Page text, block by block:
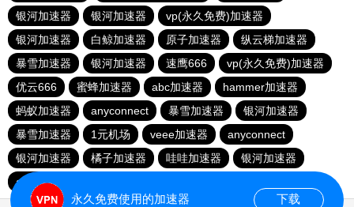
银河加速器
银河加速器
vp(永久免费)加速器
银河加速器
白鲸加速器 原子加速器
纵云梯加速器
暴雪加速器
银河加速器 速鹰666
vp(永久免费)加速器
优云666
蜜蜂加速器 abc加速器
hammer加速器
蚂蚁加速器
anyconnect 暴雪加速器
银河加速器
暴雪加速器
1元机场 veee加速器
anyconnect
银河加速器
橘子加速器 哇哇加速器
银河加速器
anyconnect
永久免费使用的加速器 下载